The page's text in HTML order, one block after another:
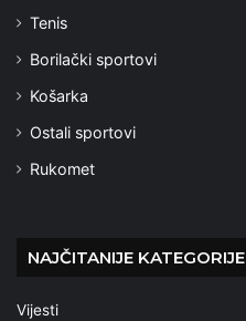
Tenis
Borilački sportovi
Košarka
Ostali sportovi
Rukomet
NAJČITANIJE KATEGORIJE
Vijesti